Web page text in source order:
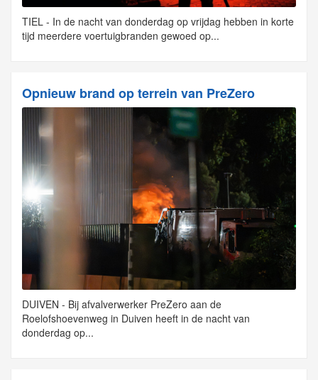
TIEL - In de nacht van donderdag op vrijdag hebben in korte
tijd meerdere voertuigbranden gewoed op...
Opnieuw brand op terrein van PreZero
DUIVEN - Bij afvalverwerker PreZero aan de
Roelofshoevenweg in Duiven heeft in de nacht van
donderdag op...